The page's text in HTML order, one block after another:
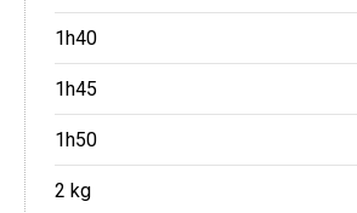
1h40
1h45
1h50
2 kg